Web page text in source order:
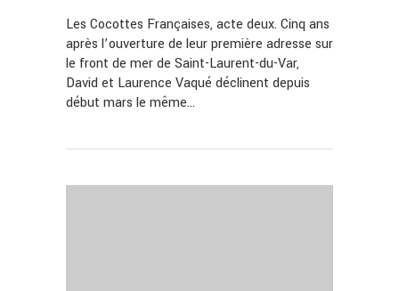
Les Cocottes Françaises, acte deux. Cinq ans
après l’ouverture de leur première adresse sur
le front de mer de Saint-Laurent-du-Var,
David et Laurence Vaqué déclinent depuis
début mars le même…